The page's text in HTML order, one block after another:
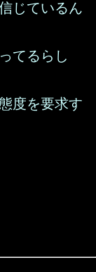
じているん
てるらし
度を要求す